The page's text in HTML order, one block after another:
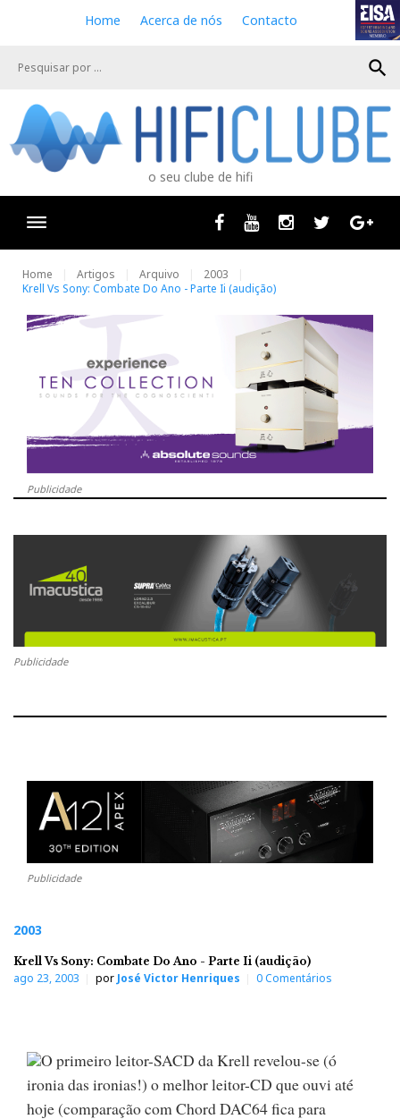
e
Home Acerca de nós Contacto
search
o seu clube de hifi
Facebook
Youtube InstagramTwitter
Home Artigos Arquivo
2003
Krell Vs Sony: Combate Do Ano - Parte Ii (audição)
Publicidade
Publicidade
Publicidade
2003
Krell Vs Sony: Combate Do Ano - Parte Ii (audição)
ago 23, 2003 por José Victor Henriques 0 Comentários
O primeiro leitor-SACD da Krell revelou-se (ó
ironia das ironias!) o melhor leitor-CD que ouvi até
hoje (comparação com Chord DAC64 fica para